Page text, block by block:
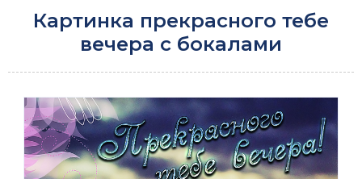
Картинка прекрасного тебе
вечера с бокалами